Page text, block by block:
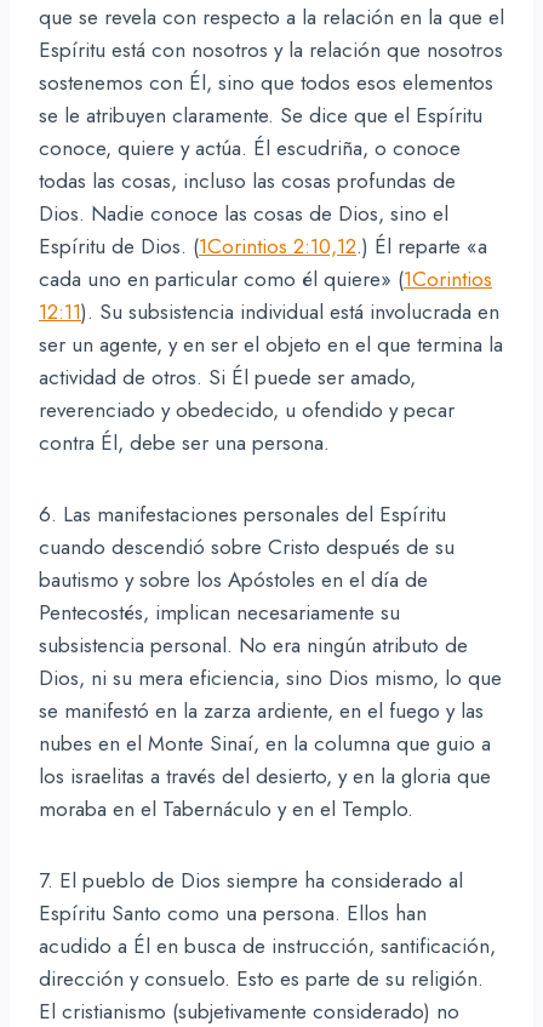
que se revela con respecto a la relación en la que el
Espíritu está con nosotros y la relación que nosotros
sostenemos con Él, sino que todos esos elementos
se le atribuyen claramente. Se dice que el Espíritu
conoce, quiere y actúa. Él escudriña, o conoce
todas las cosas, incluso las cosas profundas de
Dios. Nadie conoce las cosas de Dios, sino el
Espíritu de Dios. (1Corintios 2:10,12.) Él reparte «a
cada uno en particular como él quiere» (1Corintios
12:11). Su subsistencia individual está involucrada en
ser un agente, y en ser el objeto en el que termina la
actividad de otros. Si Él puede ser amado,
reverenciado y obedecido, u ofendido y pecar
contra Él, debe ser una persona.
6. Las manifestaciones personales del Espíritu
cuando descendió sobre Cristo después de su
bautismo y sobre los Apóstoles en el día de
Pentecostés, implican necesariamente su
subsistencia personal. No era ningún atributo de
Dios, ni su mera eficiencia, sino Dios mismo, lo que
se manifestó en la zarza ardiente, en el fuego y las
nubes en el Monte Sinaí, en la columna que guio a
los israelitas a través del desierto, y en la gloria que
moraba en el Tabernáculo y en el Templo.
7. El pueblo de Dios siempre ha considerado al
Espíritu Santo como una persona. Ellos han
acudido a Él en busca de instrucción, santificación,
dirección y consuelo. Esto es parte de su religión.
El cristianismo (subjetivamente considerado) no